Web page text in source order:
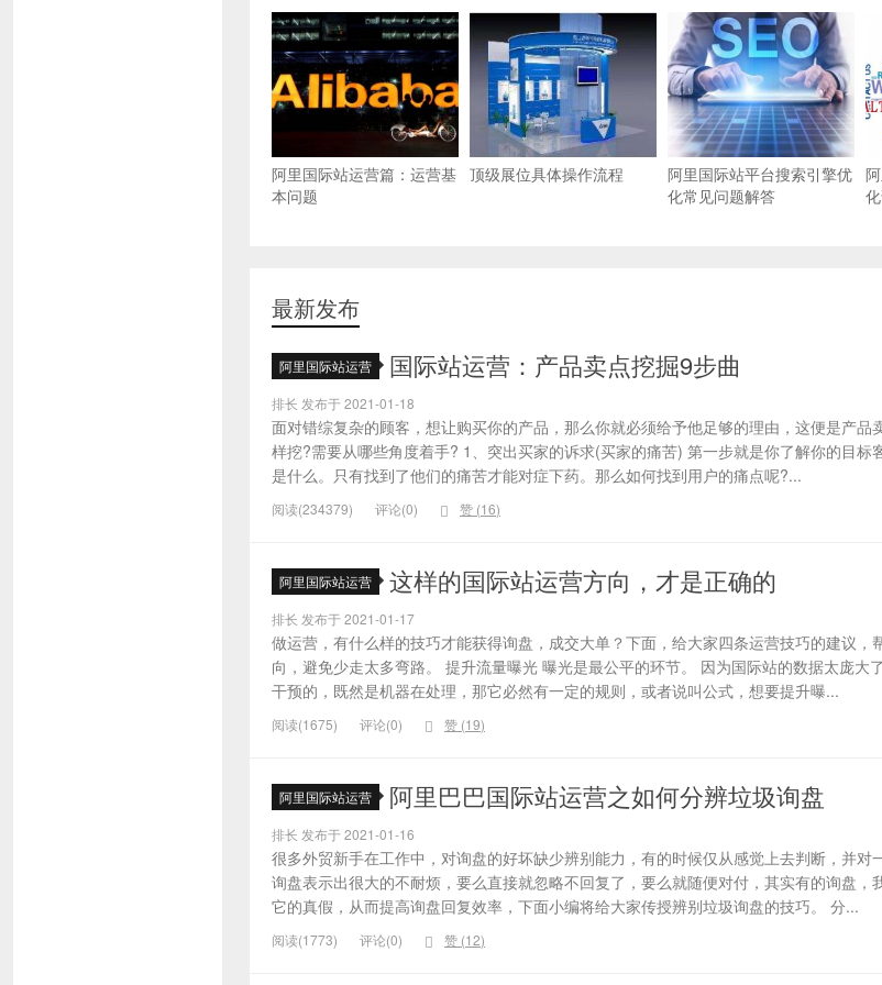
阿里国际站运营篇：运营基
本问题
顶级展位具体操作流程
阿里国际站平台搜索引擎优
化常见问题解答
最新发布
阿里国际站运营 国际站运营：产品卖点挖掘9步曲
排长 发布于 2021-01-18
面对错综复杂的顾客，想让购买你的产品，那么你就必须给予他足够的理由，这便是产品
样挖?需要从哪些角度着手? 1、突出买家的诉求(买家的痛苦) 第一步就是你了解你的目标
是什么。只有找到了他们的痛苦才能对症下药。那么如何找到用户的痛点呢?...
阅读(234379) 评论(0) 赞 (16)
阿里国际站运营 这样的国际站运营方向，才是正确的
排长 发布于 2021-01-17
做运营，有什么样的技巧才能获得询盘，成交大单？下面，给大家四条运营技巧的建议，
向，避免少走太多弯路。 提升流量曝光 曝光是最公平的环节。 因为国际站的数据太庞大
干预的，既然是机器在处理，那它必然有一定的规则，或者说叫公式，想要提升曝...
阅读(1675) 评论(0) 赞 (19)
阿里国际站运营 阿里巴巴国际站运营之如何分辨垃圾询盘
排长 发布于 2021-01-16
很多外贸新手在工作中，对询盘的好坏缺少辨别能力，有的时候仅从感觉上去判断，并对
询盘表示出很大的不耐烦，要么直接就忽略不回复了，要么就随便对付，其实有的询盘，
它的真假，从而提高询盘回复效率，下面小编将给大家传授辨别垃圾询盘的技巧。 分...
阅读(1773) 评论(0) 赞 (12)